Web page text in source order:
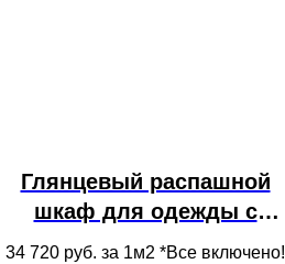
Глянцевый распашной
шкаф для одежды с
антресольной секцией,
34 720 руб. за 1м2 *Все включено!